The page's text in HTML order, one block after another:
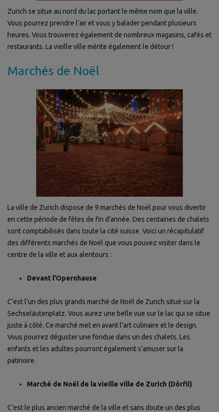
Zurich se situe au nord du lac portant le même nom que la ville.
Vous pourrez prendre l’air et vous y balader pendant plusieurs
heures. Vous trouverez également de nombreux magasins, cafés et
restaurants. La vieille ville mérite également le détour !
Marchés de Noël
La ville de Zurich dispose de 9 marchés de Noël pour vous divertir
en cette période de fêtes de fin d’année. Des centaines de chalets
sont comptabilisés dans toute la cité suisse. Voici un récapitulatif
des différents marchés de Noël que vous pouvez visiter dans le
centre de la ville et aux alentours :
Devant l’Opernhause
C’est l’un des plus grands marché de Noël de Zurich situé sur la
Sechseläutenplatz. Vous aurez une belle vue sur le lac qui se situe
juste à côté. Ce marché met en avant l’art culinaire et le design.
Vous pourrez déguster une fondue dans un des chalets. Les
enfants et les adultes pourront également s’amuser sur la
patinoire.
Marché de Noël de la vieille ville de Zurich (Dörfli)
C’est le plus ancien marché de la ville et sans doute un des plus